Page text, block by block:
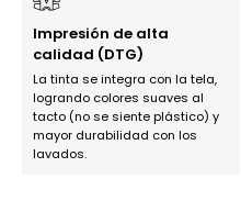
Impresión de alta
calidad (DTG)
La tinta se integra con la tela,
logrando colores suaves al
tacto (no se siente plástico) y
mayor durabilidad con los
lavados.